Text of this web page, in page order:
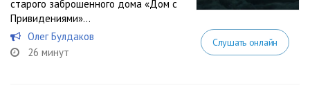
старого заброшенного дома «Дом с
Привидениями»…
Олег Булдаков
26 минут
Слушать онлайн